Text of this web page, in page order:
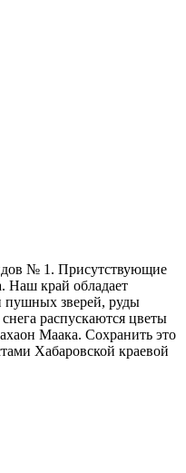
№ 1. Присутствующие
Наш край обладает
пушных зверей, руды
распускаются цветы
Маака. Сохранить это
Хабаровской краевой